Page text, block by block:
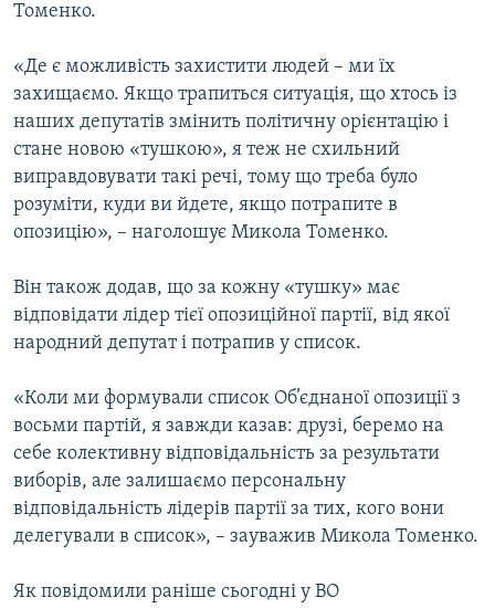
Усі сайти RFE/RL
Томенко.
«Де є можливість захистити людей – ми їх
захищаємо. Якщо трапиться ситуація, що хтось із
наших депутатів змінить політичну орієнтацію і
стане новою «тушкою», я теж не схильний
виправдовувати такі речі, тому що треба було
розуміти, куди ви йдете, якщо потрапите в
опозицію», – наголошує Микола Томенко.
Він також додав, що за кожну «тушку» має
відповідати лідер тієї опозиційної партії, від якої
народний депутат і потрапив у список.
«Коли ми формували список Об’єднаної опозиції з
восьми партій, я завжди казав: друзі, беремо на
себе колективну відповідальність за результати
виборів, але залишаємо персональну
відповідальність лідерів партії за тих, кого вони
делегували в список», – зауважив Микола Томенко.
Як повідомили раніше сьогодні у ВО